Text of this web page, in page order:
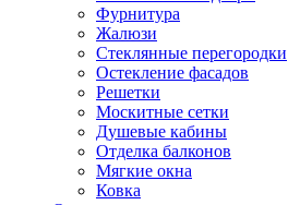
Фурнитура
Жалюзи
Стеклянные перегородки
Остекление фасадов
Решетки
Москитные сетки
Душевые кабины
Отделка балконов
Мягкие окна
Ковка